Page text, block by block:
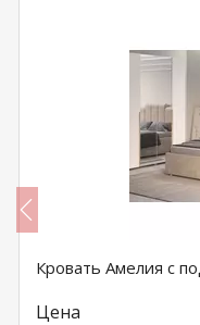
Кровать Амелия с
Цена